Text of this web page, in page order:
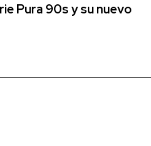
Pura 90s y su nuevo